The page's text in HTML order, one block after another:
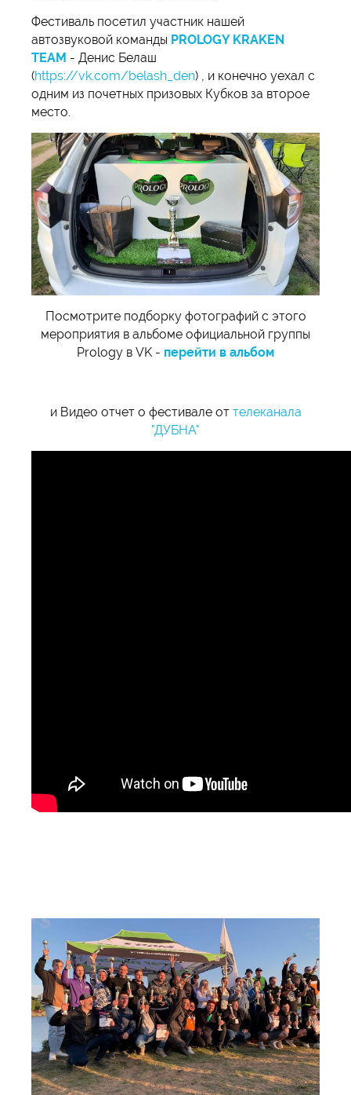
Фестиваль посетил участник нашей
автозвуковой команды PROLOGY KRAKEN
TEAM - Денис Белаш
(https://vk.com/belash_den) , и конечно уехал с
одним из почетных призовых Кубков за второе
место.
Посмотрите подборку фотографий с этого
мероприятия в альбоме официальной группы
Prology в VK - перейти в альбом
и Видео отчет о фестивале от телеканала
"ДУБНА"